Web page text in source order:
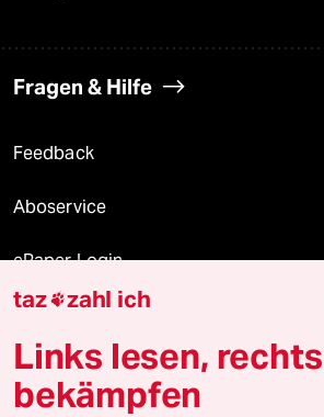
Fragen & Hilfe
Feedback
Aboservice
ePaper Login
Downloads für Abonnierende
taz zahl ich
Links lesen, rechts
bekämpfen